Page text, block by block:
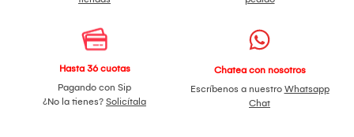
Hasta 36 cuotas
Pagando con Sip
¿No la tienes? Solicítala
Chatea con nosotros
Escríbenos a nuestro Whatsapp
Chat